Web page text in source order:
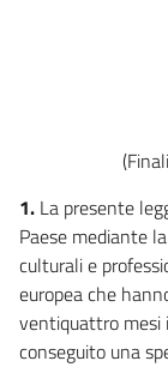
1. La presente
Paese mediante
culturali e
europea che
ventiquattro mesi
conseguito una